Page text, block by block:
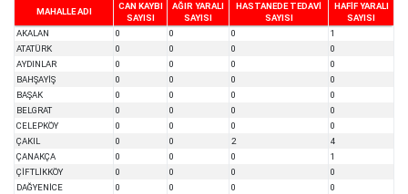
MAHALLE ADI
CAN KAYBI
SAYISI
AĞIR YARALI
SAYISI
HASTANEDE TEDAVİ
SAYISI
HAFİF YARALI
SAYISI
AKALAN
0 0 0
1
ATATÜRK
0 0 0
0
AYDINLAR
0 0 0
0
BAHŞAYİŞ
0 0 0
0
BAŞAK
0 0 0
0
BELGRAT
0 0 0
0
CELEPKÖY
0 0 0
0
ÇAKIL
0 0 2
4
ÇANAKÇA
0 0 0
1
ÇİFTLİKKÖY
0 0 0
0
DAĞYENİCE
0 0 0
0